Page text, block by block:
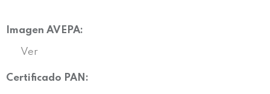
Imagen AVEPA:
Ver
Certificado PAN: